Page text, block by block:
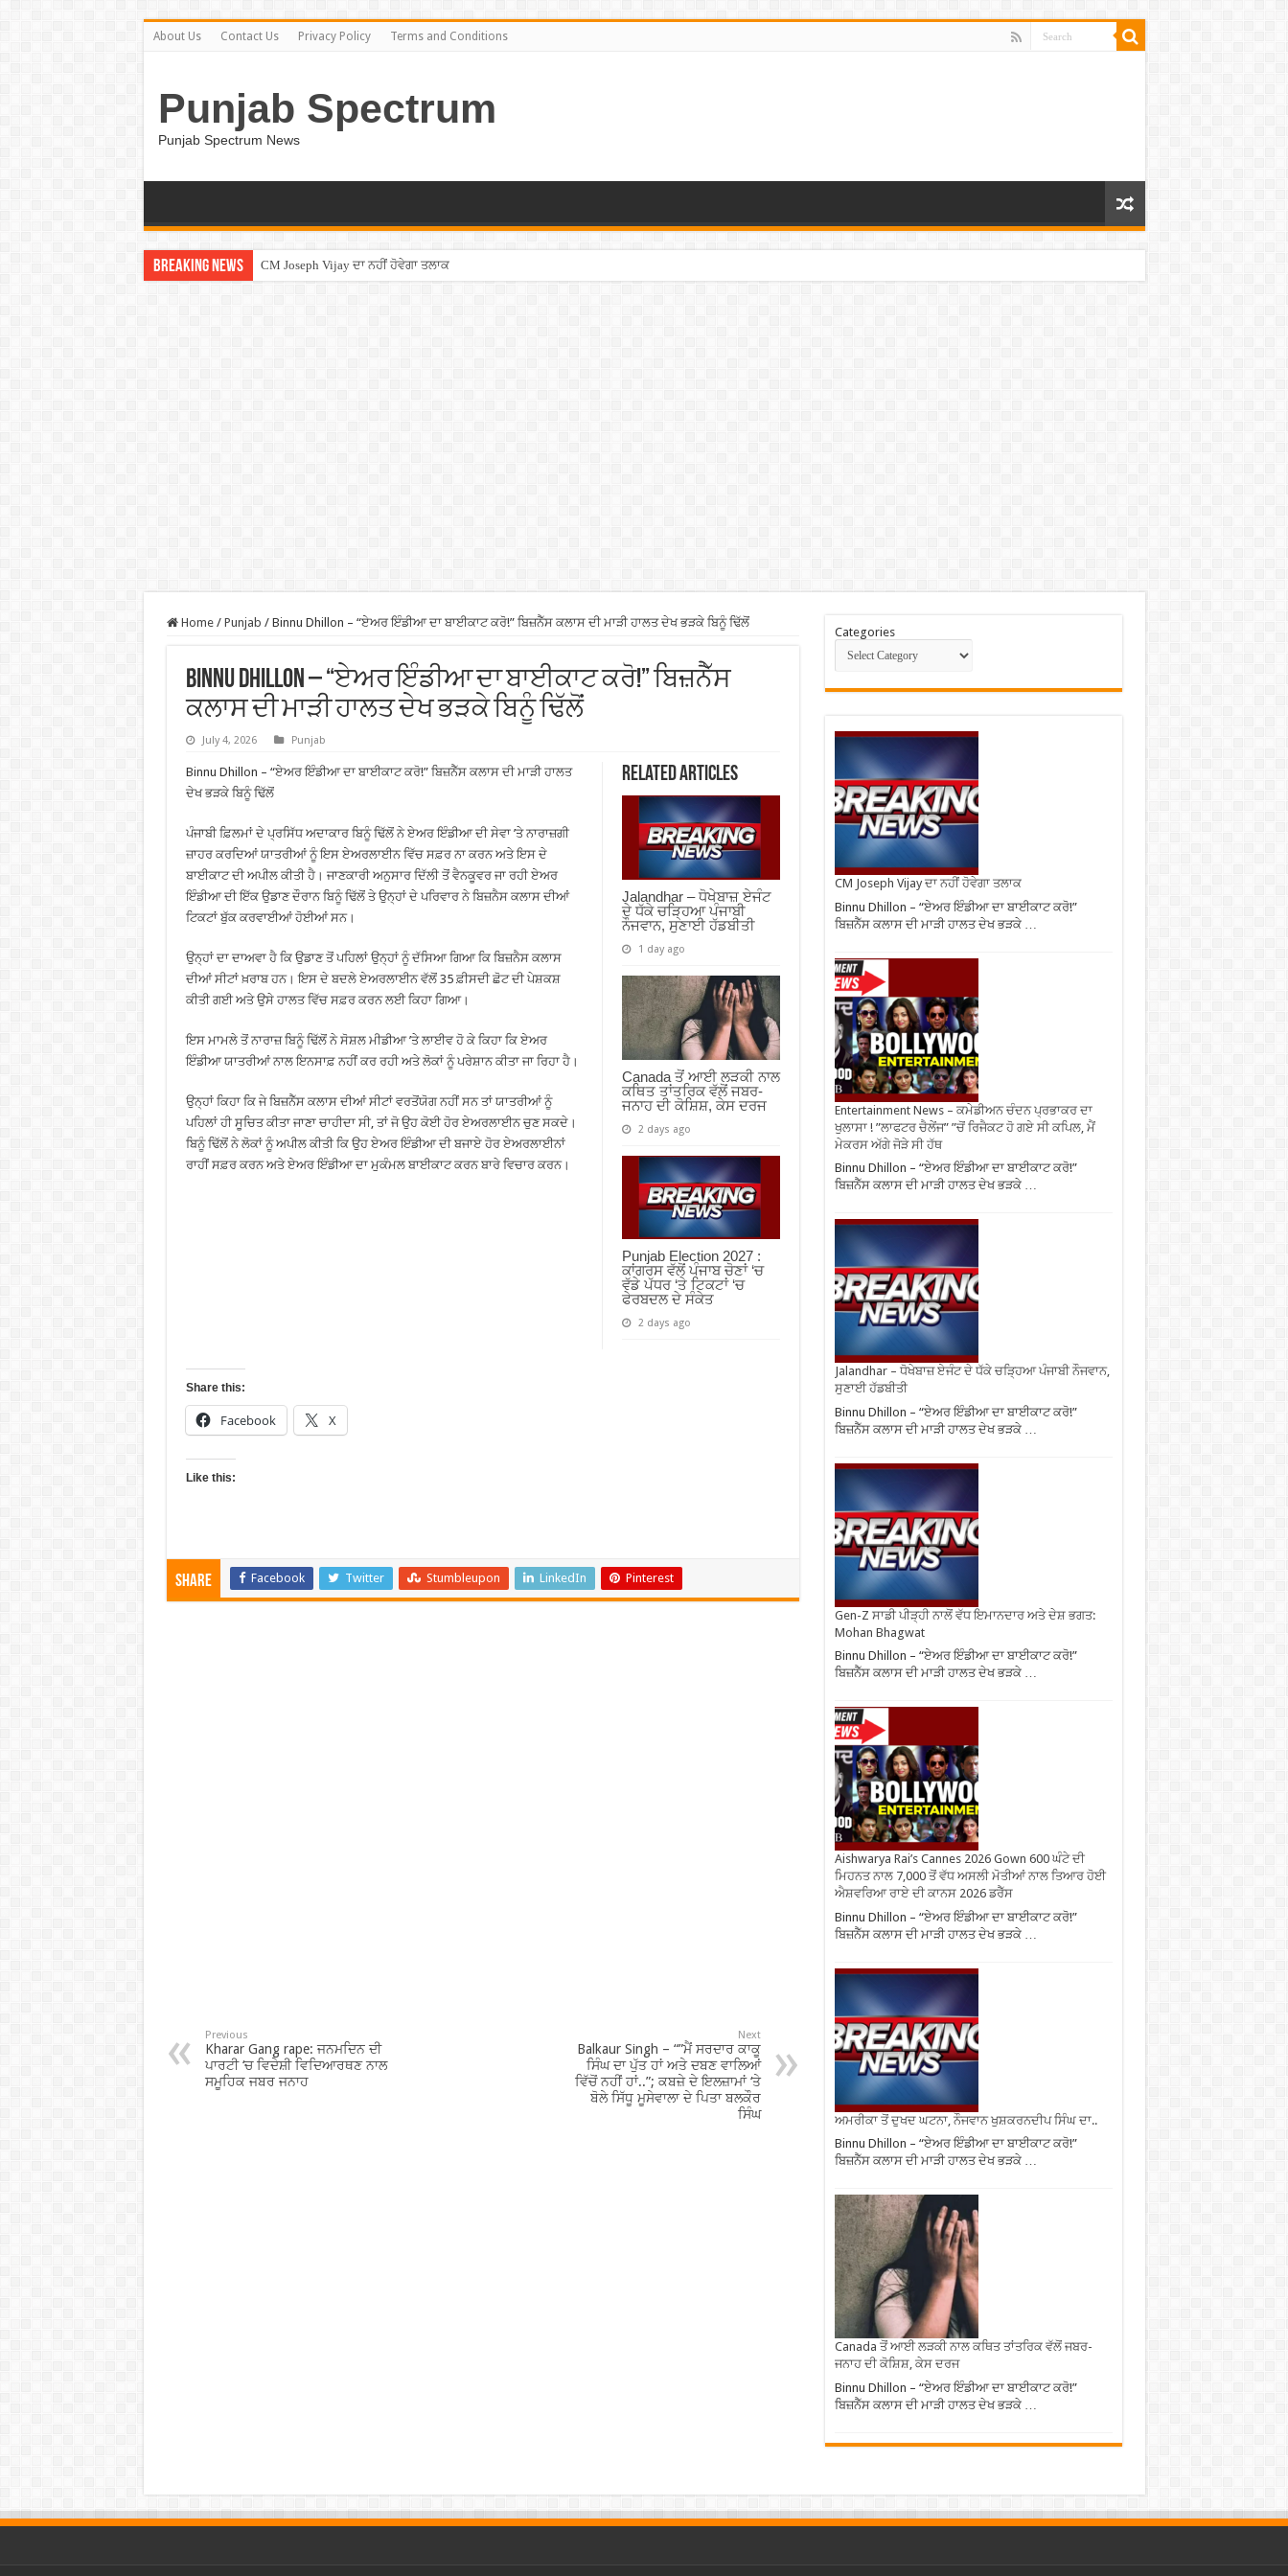
About Us Contact Us Privacy Policy Terms and Conditions
Punjab Spectrum
Punjab Spectrum News
Breaking News CM Joseph Vijay ਦਾ ਨਹੀਂ ਹੋਵੇਗਾ ਤਲਾਕ
Home / Punjab / Binnu Dhillon – “ਏਅਰ ਇੰਡੀਆ ਦਾ ਬਾਈਕਾਟ ਕਰੋ!” ਬਿਜ਼ਨੈੱਸ ਕਲਾਸ ਦੀ ਮਾੜੀ ਹਾਲਤ ਦੇਖ ਭੜਕੇ ਬਿਨੂੰ ਢਿੱਲੋਂ
Binnu Dhillon – “ਏਅਰ ਇੰਡੀਆ ਦਾ ਬਾਈਕਾਟ ਕਰੋ!” ਬਿਜ਼ਨੈੱਸ
ਕਲਾਸ ਦੀ ਮਾੜੀ ਹਾਲਤ ਦੇਖ ਭੜਕੇ ਬਿਨੂੰ ਢਿੱਲੋਂ
July 4, 2026 Punjab
Related Articles
Jalandhar – ਧੋਖੇਬਾਜ਼ ਏਜੰਟ
ਦੇ ਧੱਕੇ ਚੜ੍ਹਿਆ ਪੰਜਾਬੀ
ਨੌਜਵਾਨ, ਸੁਣਾਈ ਹੱਡਬੀਤੀ
1 day ago
Canada ਤੋਂ ਆਈ ਲੜਕੀ ਨਾਲ
ਕਥਿਤ ਤਾਂਤਰਿਕ ਵੱਲੋਂ ਜਬਰ-
ਜਨਾਹ ਦੀ ਕੋਸ਼ਿਸ਼, ਕੇਸ ਦਰਜ
2 days ago
Punjab Election 2027 :
ਕਾਂਗਰਸ ਵੱਲੋਂ ਪੰਜਾਬ ਚੋਣਾਂ ‘ਚ
ਵੱਡੇ ਪੱਧਰ ‘ਤੇ ਟਿਕਟਾਂ ‘ਚ
ਫੇਰਬਦਲ ਦੇ ਸੰਕੇਤ
2 days ago
Binnu Dhillon – “ਏਅਰ ਇੰਡੀਆ ਦਾ ਬਾਈਕਾਟ ਕਰੋ!” ਬਿਜ਼ਨੈੱਸ ਕਲਾਸ ਦੀ ਮਾੜੀ ਹਾਲਤ
ਦੇਖ ਭੜਕੇ ਬਿਨੂੰ ਢਿੱਲੋਂ
ਪੰਜਾਬੀ ਫ਼ਿਲਮਾਂ ਦੇ ਪ੍ਰਸਿੱਧ ਅਦਾਕਾਰ ਬਿਨੂੰ ਢਿੱਲੋਂ ਨੇ ਏਅਰ ਇੰਡੀਆ ਦੀ ਸੇਵਾ ’ਤੇ ਨਾਰਾਜ਼ਗੀ
ਜ਼ਾਹਰ ਕਰਦਿਆਂ ਯਾਤਰੀਆਂ ਨੂੰ ਇਸ ਏਅਰਲਾਈਨ ਵਿੱਚ ਸਫ਼ਰ ਨਾ ਕਰਨ ਅਤੇ ਇਸ ਦੇ
ਬਾਈਕਾਟ ਦੀ ਅਪੀਲ ਕੀਤੀ ਹੈ। ਜਾਣਕਾਰੀ ਅਨੁਸਾਰ ਦਿੱਲੀ ਤੋਂ ਵੈਨਕੂਵਰ ਜਾ ਰਹੀ ਏਅਰ
ਇੰਡੀਆ ਦੀ ਇੱਕ ਉਡਾਣ ਦੌਰਾਨ ਬਿਨੂੰ ਢਿੱਲੋਂ ਤੇ ਉਨ੍ਹਾਂ ਦੇ ਪਰਿਵਾਰ ਨੇ ਬਿਜ਼ਨੈਸ ਕਲਾਸ ਦੀਆਂ
ਟਿਕਟਾਂ ਬੁੱਕ ਕਰਵਾਈਆਂ ਹੋਈਆਂ ਸਨ।
ਉਨ੍ਹਾਂ ਦਾ ਦਾਅਵਾ ਹੈ ਕਿ ਉਡਾਣ ਤੋਂ ਪਹਿਲਾਂ ਉਨ੍ਹਾਂ ਨੂੰ ਦੱਸਿਆ ਗਿਆ ਕਿ ਬਿਜ਼ਨੈਸ ਕਲਾਸ
ਦੀਆਂ ਸੀਟਾਂ ਖ਼ਰਾਬ ਹਨ। ਇਸ ਦੇ ਬਦਲੇ ਏਅਰਲਾਈਨ ਵੱਲੋਂ 35 ਫ਼ੀਸਦੀ ਛੋਟ ਦੀ ਪੇਸ਼ਕਸ਼
ਕੀਤੀ ਗਈ ਅਤੇ ਉਸੇ ਹਾਲਤ ਵਿੱਚ ਸਫ਼ਰ ਕਰਨ ਲਈ ਕਿਹਾ ਗਿਆ।
ਇਸ ਮਾਮਲੇ ਤੋਂ ਨਾਰਾਜ਼ ਬਿਨੂੰ ਢਿੱਲੋਂ ਨੇ ਸੋਸ਼ਲ ਮੀਡੀਆ ’ਤੇ ਲਾਈਵ ਹੋ ਕੇ ਕਿਹਾ ਕਿ ਏਅਰ
ਇੰਡੀਆ ਯਾਤਰੀਆਂ ਨਾਲ ਇਨਸਾਫ਼ ਨਹੀਂ ਕਰ ਰਹੀ ਅਤੇ ਲੋਕਾਂ ਨੂੰ ਪਰੇਸ਼ਾਨ ਕੀਤਾ ਜਾ ਰਿਹਾ ਹੈ।
ਉਨ੍ਹਾਂ ਕਿਹਾ ਕਿ ਜੇ ਬਿਜ਼ਨੈੱਸ ਕਲਾਸ ਦੀਆਂ ਸੀਟਾਂ ਵਰਤੋਂਯੋਗ ਨਹੀਂ ਸਨ ਤਾਂ ਯਾਤਰੀਆਂ ਨੂੰ
ਪਹਿਲਾਂ ਹੀ ਸੂਚਿਤ ਕੀਤਾ ਜਾਣਾ ਚਾਹੀਦਾ ਸੀ, ਤਾਂ ਜੋ ਉਹ ਕੋਈ ਹੋਰ ਏਅਰਲਾਈਨ ਚੁਣ ਸਕਦੇ।
ਬਿਨੂੰ ਢਿੱਲੋਂ ਨੇ ਲੋਕਾਂ ਨੂੰ ਅਪੀਲ ਕੀਤੀ ਕਿ ਉਹ ਏਅਰ ਇੰਡੀਆ ਦੀ ਬਜਾਏ ਹੋਰ ਏਅਰਲਾਈਨਾਂ
ਰਾਹੀਂ ਸਫ਼ਰ ਕਰਨ ਅਤੇ ਏਅਰ ਇੰਡੀਆ ਦਾ ਮੁਕੰਮਲ ਬਾਈਕਾਟ ਕਰਨ ਬਾਰੇ ਵਿਚਾਰ ਕਰਨ।
Share this:
Facebook X
Like this:
Share Facebook Twitter Stumbleupon LinkedIn Pinterest
Previous
Kharar Gang rape: ਜਨਮਦਿਨ ਦੀ
ਪਾਰਟੀ ‘ਚ ਵਿਦੇਸ਼ੀ ਵਿਦਿਆਰਥਣ ਨਾਲ
ਸਮੂਹਿਕ ਜਬਰ ਜਨਾਹ
Next
Balkaur Singh – “”ਮੈਂ ਸਰਦਾਰ ਕਾਕੂ
ਸਿੰਘ ਦਾ ਪੁੱਤ ਹਾਂ ਅਤੇ ਦਬਣ ਵਾਲਿਆਂ
ਵਿੱਚੋਂ ਨਹੀਂ ਹਾਂ..”; ਕਬਜ਼ੇ ਦੇ ਇਲਜ਼ਾਮਾਂ ‘ਤੇ
ਬੋਲੇ ਸਿੱਧੂ ਮੂਸੇਵਾਲਾ ਦੇ ਪਿਤਾ ਬਲਕੌਰ
ਸਿੰਘ
Categories
CM Joseph Vijay ਦਾ ਨਹੀਂ ਹੋਵੇਗਾ ਤਲਾਕ
Binnu Dhillon – “ਏਅਰ ਇੰਡੀਆ ਦਾ ਬਾਈਕਾਟ ਕਰੋ!”
ਬਿਜ਼ਨੈੱਸ ਕਲਾਸ ਦੀ ਮਾੜੀ ਹਾਲਤ ਦੇਖ ਭੜਕੇ …
Entertainment News – ਕਮੇਡੀਅਨ ਚੰਦਨ ਪ੍ਰਭਾਕਰ ਦਾ
ਖੁਲਾਸਾ ! ”ਲਾਫਟਰ ਚੈਲੇਂਜ” ”ਚੋਂ ਰਿਜੈਕਟ ਹੋ ਗਏ ਸੀ ਕਪਿਲ, ਮੈਂ
ਮੇਕਰਸ ਅੱਗੇ ਜੋੜੇ ਸੀ ਹੱਥ
Binnu Dhillon – “ਏਅਰ ਇੰਡੀਆ ਦਾ ਬਾਈਕਾਟ ਕਰੋ!”
ਬਿਜ਼ਨੈੱਸ ਕਲਾਸ ਦੀ ਮਾੜੀ ਹਾਲਤ ਦੇਖ ਭੜਕੇ …
Jalandhar – ਧੋਖੇਬਾਜ਼ ਏਜੰਟ ਦੇ ਧੱਕੇ ਚੜ੍ਹਿਆ ਪੰਜਾਬੀ ਨੌਜਵਾਨ,
ਸੁਣਾਈ ਹੱਡਬੀਤੀ
Binnu Dhillon – “ਏਅਰ ਇੰਡੀਆ ਦਾ ਬਾਈਕਾਟ ਕਰੋ!”
ਬਿਜ਼ਨੈੱਸ ਕਲਾਸ ਦੀ ਮਾੜੀ ਹਾਲਤ ਦੇਖ ਭੜਕੇ …
Gen-Z ਸਾਡੀ ਪੀੜ੍ਹੀ ਨਾਲੋਂ ਵੱਧ ਇਮਾਨਦਾਰ ਅਤੇ ਦੇਸ਼ ਭਗਤ:
Mohan Bhagwat
Binnu Dhillon – “ਏਅਰ ਇੰਡੀਆ ਦਾ ਬਾਈਕਾਟ ਕਰੋ!”
ਬਿਜ਼ਨੈੱਸ ਕਲਾਸ ਦੀ ਮਾੜੀ ਹਾਲਤ ਦੇਖ ਭੜਕੇ …
Aishwarya Rai’s Cannes 2026 Gown 600 ਘੰਟੇ ਦੀ
ਮਿਹਨਤ ਨਾਲ 7,000 ਤੋਂ ਵੱਧ ਅਸਲੀ ਮੋਤੀਆਂ ਨਾਲ ਤਿਆਰ ਹੋਈ
ਐਸ਼ਵਰਿਆ ਰਾਏ ਦੀ ਕਾਨਸ 2026 ਡਰੈੱਸ
Binnu Dhillon – “ਏਅਰ ਇੰਡੀਆ ਦਾ ਬਾਈਕਾਟ ਕਰੋ!”
ਬਿਜ਼ਨੈੱਸ ਕਲਾਸ ਦੀ ਮਾੜੀ ਹਾਲਤ ਦੇਖ ਭੜਕੇ …
ਅਮਰੀਕਾ ਤੋਂ ਦੁਖਦ ਘਟਨਾ, ਨੌਜਵਾਨ ਖੁਸ਼ਕਰਨਦੀਪ ਸਿੰਘ ਦਾ..
Binnu Dhillon – “ਏਅਰ ਇੰਡੀਆ ਦਾ ਬਾਈਕਾਟ ਕਰੋ!”
ਬਿਜ਼ਨੈੱਸ ਕਲਾਸ ਦੀ ਮਾੜੀ ਹਾਲਤ ਦੇਖ ਭੜਕੇ …
Canada ਤੋਂ ਆਈ ਲੜਕੀ ਨਾਲ ਕਥਿਤ ਤਾਂਤਰਿਕ ਵੱਲੋਂ ਜਬਰ-
ਜਨਾਹ ਦੀ ਕੋਸ਼ਿਸ਼, ਕੇਸ ਦਰਜ
Binnu Dhillon – “ਏਅਰ ਇੰਡੀਆ ਦਾ ਬਾਈਕਾਟ ਕਰੋ!”
ਬਿਜ਼ਨੈੱਸ ਕਲਾਸ ਦੀ ਮਾੜੀ ਹਾਲਤ ਦੇਖ ਭੜਕੇ …